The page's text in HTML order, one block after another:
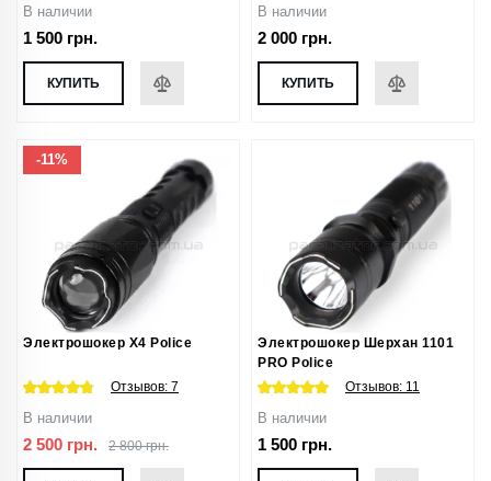
В наличии
1 500 грн.
КУПИТЬ
В наличии
2 000 грн.
КУПИТЬ
-11%
Электрошокер X4 Police
Отзывов: 7
В наличии
2 500 грн. 2 800 грн.
Электрошокер Шерхан 1101
PRO Police
Отзывов: 11
В наличии
1 500 грн.